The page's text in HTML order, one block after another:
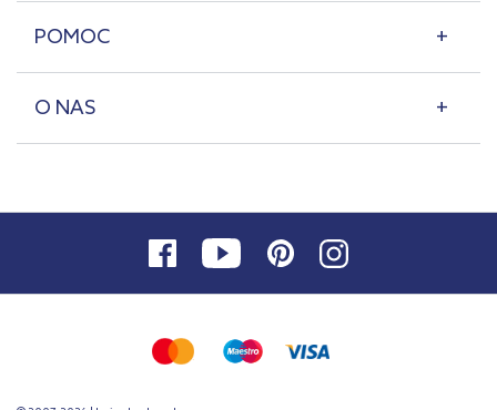
POMOC
O NAS